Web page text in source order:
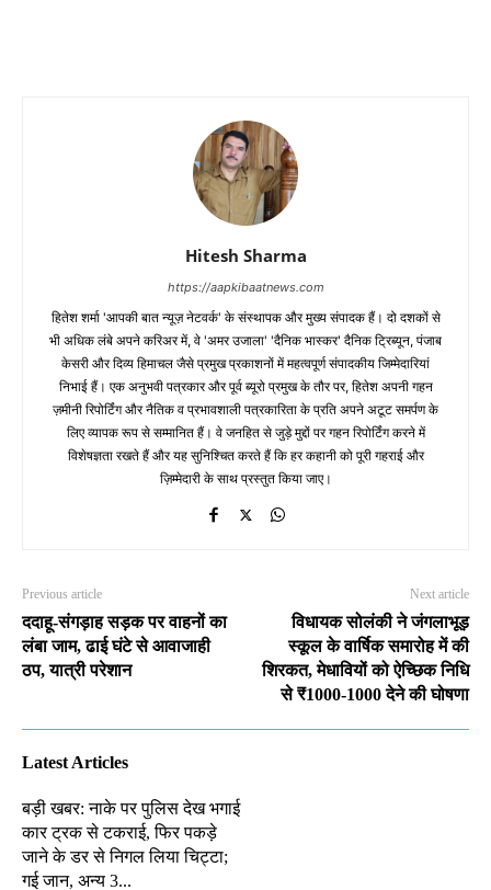
Hitesh Sharma
https://aapkibaatnews.com
हितेश शर्मा 'आपकी बात न्यूज़ नेटवर्क' के संस्थापक और मुख्य संपादक हैं। दो दशकों से
भी अधिक लंबे अपने करिअर में, वे 'अमर उजाला' 'दैनिक भास्कर' दैनिक ट्रिब्यून, पंजाब
केसरी और दिव्य हिमाचल जैसे प्रमुख प्रकाशनों में महत्वपूर्ण संपादकीय जिम्मेदारियां
निभाई हैं। एक अनुभवी पत्रकार और पूर्व ब्यूरो प्रमुख के तौर पर, हितेश अपनी गहन
ज़मीनी रिपोर्टिंग और नैतिक व प्रभावशाली पत्रकारिता के प्रति अपने अटूट समर्पण के
लिए व्यापक रूप से सम्मानित हैं। वे जनहित से जुड़े मुद्दों पर गहन रिपोर्टिंग करने में
विशेषज्ञता रखते हैं और यह सुनिश्चित करते हैं कि हर कहानी को पूरी गहराई और
ज़िम्मेदारी के साथ प्रस्तुत किया जाए।
Previous article
ददाहू-संगड़ाह सड़क पर वाहनों का
लंबा जाम, ढाई घंटे से आवाजाही
ठप, यात्री परेशान
Next article
विधायक सोलंकी ने जंगलाभूड़
स्कूल के वार्षिक समारोह में की
शिरकत, मेधावियों को ऐच्छिक निधि
से ₹1000-1000 देने की घोषणा
Latest Articles
बड़ी खबर: नाके पर पुलिस देख भगाई
कार ट्रक से टकराई, फिर पकड़े
जाने के डर से निगल लिया चिट्टा;
गई जान, अन्य 3...